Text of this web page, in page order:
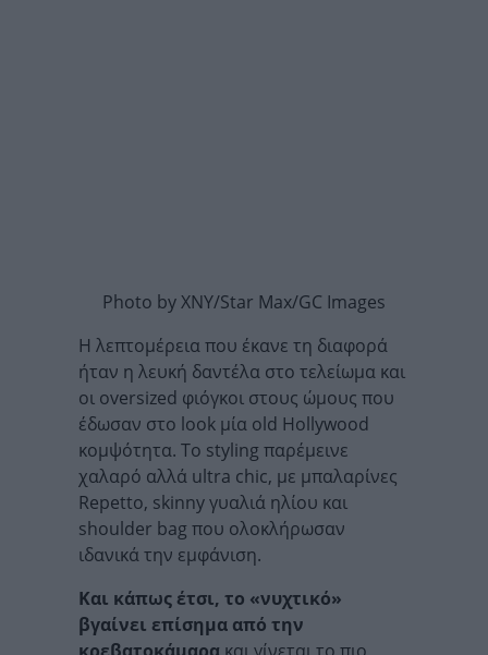
Photo by XNY/Star Max/GC Images
Η λεπτομέρεια που έκανε τη διαφορά
ήταν η λευκή δαντέλα στο τελείωμα και
οι oversized φιόγκοι στους ώμους που
έδωσαν στο look μία old Hollywood
κομψότητα. Το styling παρέμεινε
χαλαρό αλλά ultra chic, με μπαλαρίνες
Repetto, skinny γυαλιά ηλίου και
shoulder bag που ολοκλήρωσαν
ιδανικά την εμφάνιση.
Και κάπως έτσι, το «νυχτικό»
βγαίνει επίσημα από την